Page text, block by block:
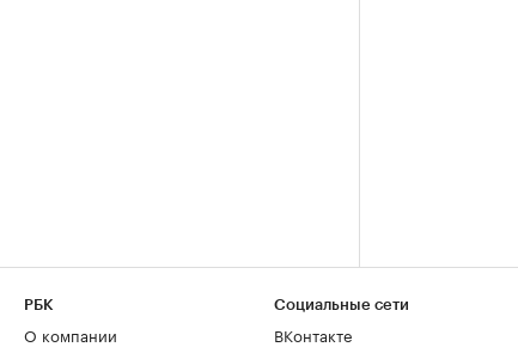
РБК
О компании
Социальные сети
ВКонтакте